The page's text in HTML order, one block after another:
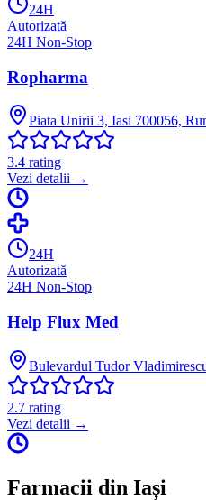
24H
Autorizată
24H Non-Stop
Ropharma
Piata Unirii 3, Iasi 700056,
3.4 rating
Vezi detalii →
24H
Autorizată
24H Non-Stop
Help Flux Med
Bulevardul Tudor
2.7 rating
Vezi detalii →
Farmacii din Iași